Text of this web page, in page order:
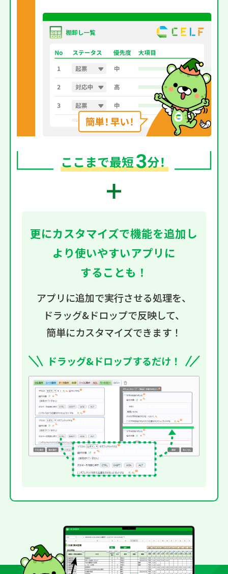
ドラッグ&ドロップするだけ！
更にカスタマイズで機能を追加し
より使いやすいアプリに
することも！
アプリに追加で実行させる処理を、
ドラッグ&ドロップで反映して、
簡単にカスタマイズできます！